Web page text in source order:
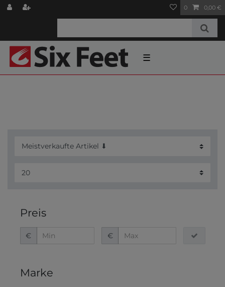
0 0,00 €
☰
Preis
€ €
Marke